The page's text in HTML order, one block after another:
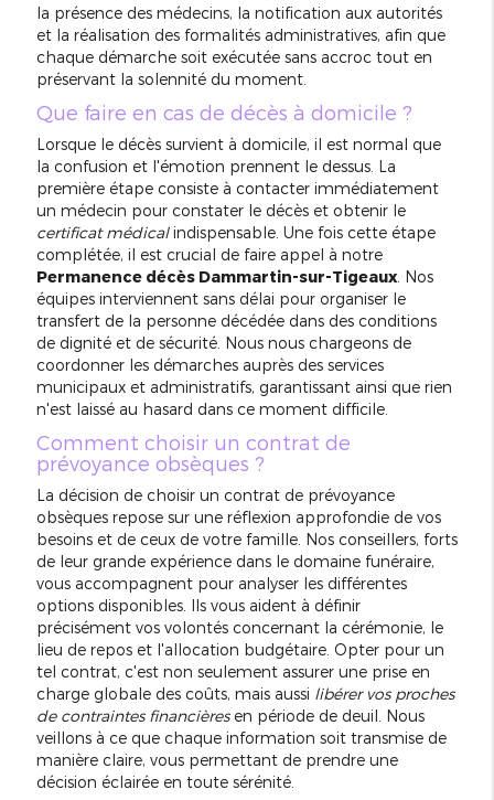
la présence des médecins, la notification aux autorités
et la réalisation des formalités administratives, afin que
chaque démarche soit exécutée sans accroc tout en
préservant la solennité du moment.
Que faire en cas de décès à domicile ?
Lorsque le décès survient à domicile, il est normal que
la confusion et l'émotion prennent le dessus. La
première étape consiste à contacter immédiatement
un médecin pour constater le décès et obtenir le
certificat médicalindispensable. Une fois cette étape
complétée, il est crucial de faire appel à notre
Permanence décès Dammartin-sur-Tigeaux. Nos
équipes interviennent sans délai pour organiser le
transfert de la personne décédée dans des conditions
de dignité et de sécurité. Nous nous chargeons de
coordonner les démarches auprès des services
municipaux et administratifs, garantissant ainsi que rien
n'est laissé au hasard dans ce moment difficile.
Comment choisir un contrat de
prévoyance obsèques ?
La décision de choisir un contrat de prévoyance
obsèques repose sur une réflexion approfondie de vos
besoins et de ceux de votre famille. Nos conseillers, forts
de leur grande expérience dans le domaine funéraire,
vous accompagnent pour analyser les différentes
options disponibles. Ils vous aident à définir
précisément vos volontés concernant la cérémonie, le
lieu de repos et l'allocation budgétaire. Opter pour un
tel contrat, c'est non seulement assurer une prise en
charge globale des coûts, mais aussi libérer vos proches
de contraintes financièresen période de deuil. Nous
veillons à ce que chaque information soit transmise de
manière claire, vous permettant de prendre une
décision éclairée en toute sérénité.